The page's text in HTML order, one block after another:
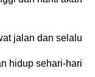
jalan dan selalu
hidup sehari-hari